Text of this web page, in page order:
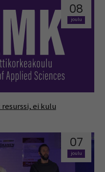
08
joulu
ei kulu
07
joulu